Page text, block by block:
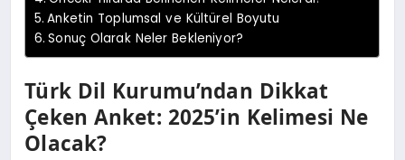
Anketin Toplumsal ve Kültürel Boyutu
Sonuç Olarak Neler Bekleniyor?
Türk Dil Kurumu’ndan Dikkat
Çeken Anket: 2025’in Kelimesi Ne
Olacak?